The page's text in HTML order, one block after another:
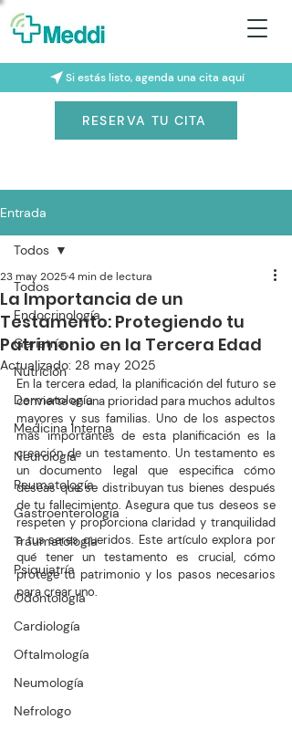
Si estás listo, agenda una cita aquí
RESERVA TU CITA
Entrada
Todos
Endocrinología
Geriatría
Nutrición
Dermatología
Medicina Interna
Neurología
Reumatología
Gastroenterología
Traumatología
Psiquiatría
Odontología
Cardiología
Oftalmología
Neumología
Nefrologo
Todos
La Importancia de un
Testamento: Protegiendo tu
Patrimonio en la Tercera Edad
23 may 20254 min de lectura
Actualizado: 28 may 2025
En la tercera edad, la planificación del futuro se
convierte en una prioridad para muchos adultos
mayores y sus familias. Uno de los aspectos
más importantes de esta planificación es la
creación de un testamento. Un testamento es
un documento legal que especifica cómo
deseas que se distribuyan tus bienes después
de tu fallecimiento. Asegura que tus deseos se
respeten y proporciona claridad y tranquilidad
a tus seres queridos. Este artículo explora por
qué tener un testamento es crucial, cómo
protege tu patrimonio y los pasos necesarios
para crear uno.